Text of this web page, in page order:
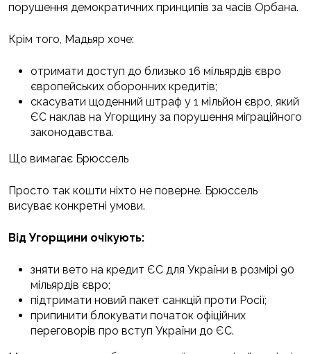
порушення демократичних принципів за часів Орбана.
Крім того, Мадьяр хоче:
отримати доступ до близько 16 мільярдів євро
європейських оборонних кредитів;
скасувати щоденний штраф у 1 мільйон євро, який
ЄС наклав на Угорщину за порушення міграційного
законодавства.
Що вимагає Брюссель
Просто так кошти ніхто не поверне. Брюссель
висуває конкретні умови.
Від Угорщини очікують:
зняти вето на кредит ЄС для України в розмірі 90
мільярдів євро;
підтримати новий пакет санкцій проти Росії;
припинити блокувати початок офіційних
переговорів про вступ України до ЄС.